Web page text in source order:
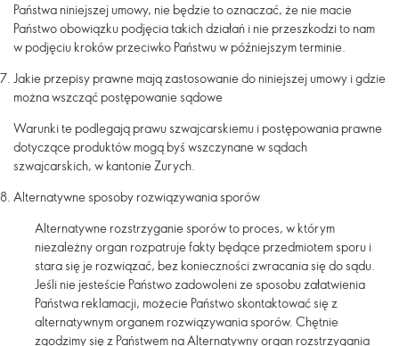
Państwa niniejszej umowy, nie będzie to oznaczać, że nie macie
Państwo obowiązku podjęcia takich działań i nie przeszkodzi to nam
w podjęciu kroków przeciwko Państwu w późniejszym terminie.
Jakie przepisy prawne mają zastosowanie do niniejszej umowy i gdzie
można wszcząć postępowanie sądowe
Warunki te podlegają prawu szwajcarskiemu i postępowania prawne
dotyczące produktów mogą byś wszczynane w sądach
szwajcarskich, w kantonie Zurych.
Alternatywne sposoby rozwiązywania sporów
Alternatywne rozstrzyganie sporów to proces, w którym
niezależny organ rozpatruje fakty będące przedmiotem sporu i
stara się je rozwiązać, bez konieczności zwracania się do sądu.
Jeśli nie jesteście Państwo zadowoleni ze sposobu załatwienia
Państwa reklamacji, możecie Państwo skontaktować się z
alternatywnym organem rozwiązywania sporów. Chętnie
zgodzimy się z Państwem na Alternatywny organ rozstrzygania